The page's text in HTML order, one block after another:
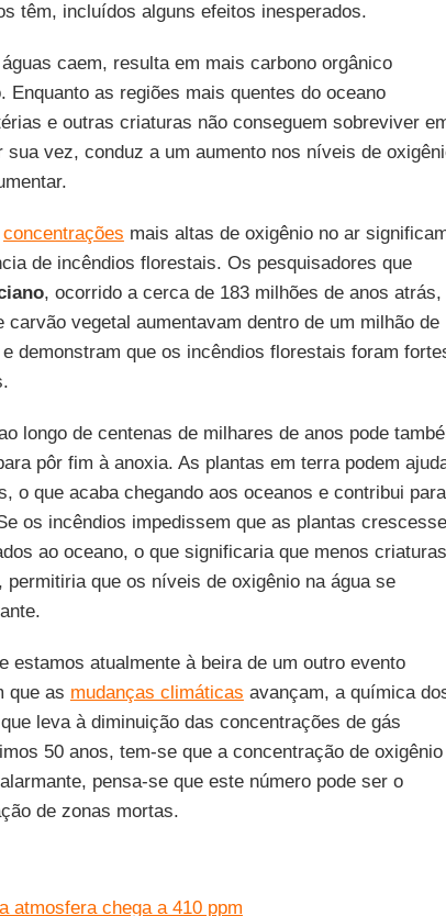
têm, incluídos alguns efeitos inesperados.
caem, resulta em mais carbono orgânico
Enquanto as regiões mais quentes do oceano
e outras criaturas não conseguem sobreviver
vez, conduz a um aumento nos níveis de
concentrações mais altas de oxigênio no ar
de incêndios florestais. Os pesquisadores que
, ocorrido a cerca de 183 milhões de anos atrás,
vegetal aumentavam dentro de um milhão de
demonstram que os incêndios florestais foram
longo de centenas de milhares de anos pode
pôr fim à anoxia. As plantas em terra podem
o que acaba chegando aos oceanos e contribui
os incêndios impedissem que as plantas
ao oceano, o que significaria que menos criaturas
que os níveis de oxigênio na água se
estamos atualmente à beira de um outro evento
que as mudanças climáticas avançam, a química
leva à diminuição das concentrações de gás
50 anos, tem-se que a concentração de oxigênio
pensa-se que este número pode ser o
de zonas mortas.
atmosfera chega a 410 ppm